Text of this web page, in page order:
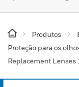
Produtos
Proteção para os
Replacement Lenses